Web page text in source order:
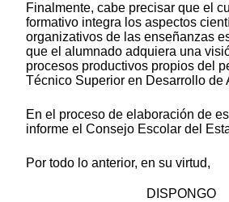
Finalmente, cabe precisar que el
formativo integra los aspectos
organizativos de las enseñanzas
que el alumnado adquiera una
procesos productivos propios del
Técnico Superior en Desarrollo de
En el proceso de elaboración de
informe el Consejo Escolar del
Por todo lo anterior, en su virtud,
DISPONGO